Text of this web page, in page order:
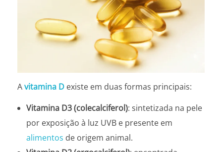
Avitamina D existe em duas formas principais:
Vitamina D3 (colecalciferol): sintetizada na pele
por exposição à luz UVB e presente em
alimentos de origem animal.